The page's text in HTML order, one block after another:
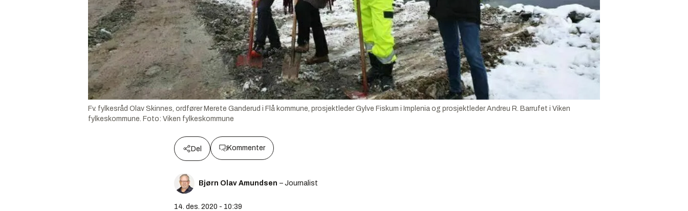
Fv. fylkesråd Olav Skinnes, ordfører Merete Ganderud i Flå kommune, prosjektleder Gylve Fiskum i Implenia og prosjektleder Andreu R. Barrufet i Viken
fylkeskommune. Foto: Viken fylkeskommune
Del Kommenter
Bjørn Olav Amundsen – Journalist
14. des. 2020 - 10:39